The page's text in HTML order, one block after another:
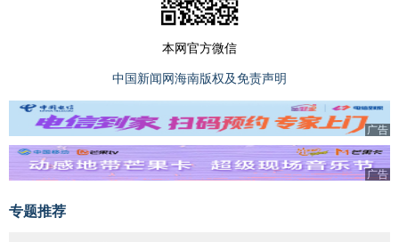
本网官方微信
中国新闻网海南版权及免责声明
广告
广告
专题推荐